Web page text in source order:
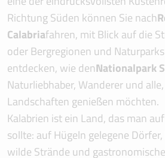
Richtung Süden können Sie nach
Calabriafahren, mit Blick auf die
oder Bergregionen und
entdecken, wie denNationalpark
Naturliebhaber, Wanderer und
Landschaften genießen möchten.
Kalabrien ist ein Land, das man
sollte: auf Hügeln gelegene
wilde Strände und